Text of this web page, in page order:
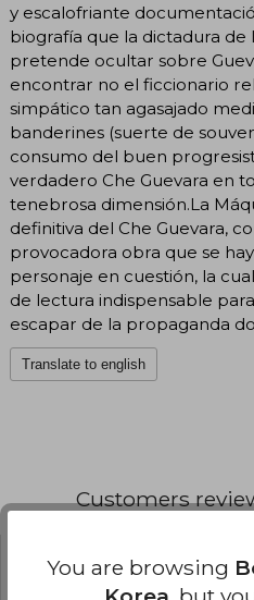
y escalofriante
biografía que la dictadura
pretende ocultar sobre
encontrar no el ficcionario
simpático tan agasajado
banderines (suerte de
consumo del buen
verdadero Che Guevara en
tenebrosa dimensión.La
definitiva del Che Guevara,
provocadora obra que se
personaje en cuestión, la
de lectura indispensable
escapar de la propaganda
Translate to english
Customers
Gustavo Ruiz Albide
January 07, 2026
You are browsing